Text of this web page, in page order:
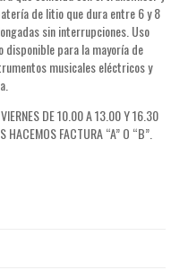
de litio que dura entre 6 y 8
sin interrupciones. Uso
para la mayoría de
musicales eléctricos y
DE 10.00 A 13.00 Y 16.30
FACTURA “A” O “B”.